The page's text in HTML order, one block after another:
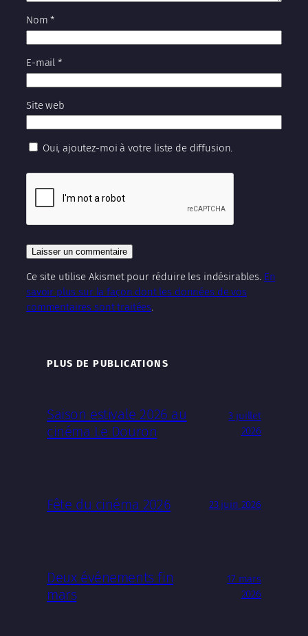
Nom*
E-mail *
Site web
Oui, ajoutez-moi à votre liste de diffusion.
Ce site utilise Akismet pour réduire les indésirables. En
savoir plus sur la façon dont les données de vos
commentaires sont traitées.
PLUS DE PUBLICATIONS
Saison estivale 2026 au
cinéma Le Douron
3 juillet
2026
Fête du cinéma 2026 23 juin 2026
Deux événements fin
mars
17 mars
2026